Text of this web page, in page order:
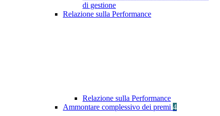
di gestione
Relazione sulla Performance
Relazione sulla Performance
Ammontare complessivo dei premi 4